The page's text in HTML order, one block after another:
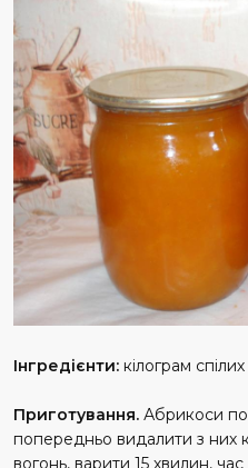
Інгредієнти: кілограм
Приготування. Абрикоси
попередньо видалити з них
вогонь, варити 15 хвилин,